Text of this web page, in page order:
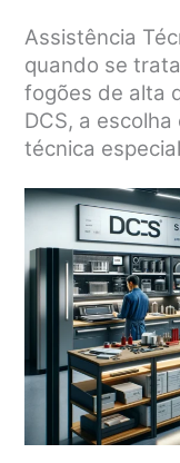
Assistência
quando se
fogões de alta
DCS, a
técnica